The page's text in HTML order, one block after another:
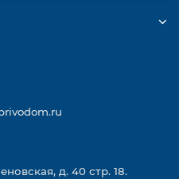
д. 40 стр. 18.